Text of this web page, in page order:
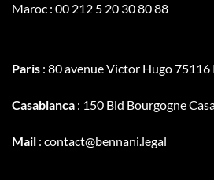
Maroc : 00 212 5 20 30 80 88
Paris : 80 avenue Victor Hugo 75116
Casablanca : 150 Bld Bourgogne
Mail : contact@bennani.legal